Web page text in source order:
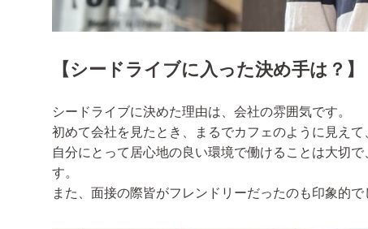
【 シードライブに入った決め手は？ 】
シードライブに決めた理由は、会社の雰囲気です。
初めて会社を見たとき、まるでカフェのように見えて
自分にとって居心地の良い環境で働けることは大切
す。
また、面接の際皆がフレンドリーだったのも印象的で